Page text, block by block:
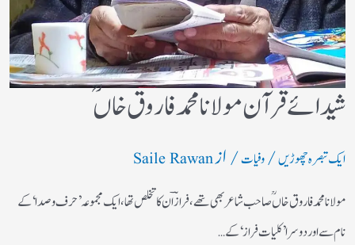
شیدائے قرآن مولانا محمد فاروق خاں ؒ
ایک تبصرہ چھوڑیں/وفیات/ ازSaile Rawan
مولانا محمد فاروق خاں ؒ صاحب شاعر بھی تھے،فرازؔ ان کا تخلص تھا،ایک مجموعہ ’حرف و صدا‘ کے
نام سے اور دوسرا ’کلیات فراز‘ کے…